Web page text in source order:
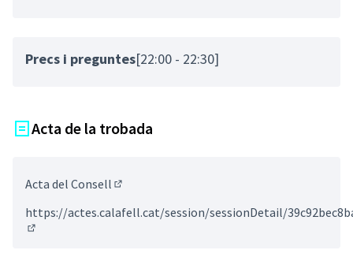
Precs i preguntes[22:00 - 22:30]
Acta de la trobada
Acta del Consell
https://actes.calafell.cat/session/sessionDetail/